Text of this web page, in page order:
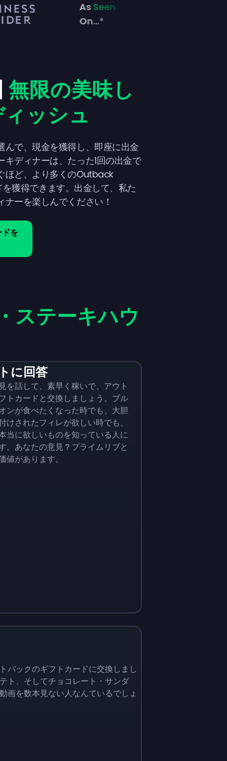
AsSeen
On...*
無限の美味し
ッシュ
んで、現金を獲得し、即座に出金
ディナーは、たった1回の出金で
ほど、より多くのOutback
獲得できます。出金して、私た
ーを楽しんでください！
を
ステーキハウ
に回答
を話して、素早く稼いで、アウト
トカードと交換しましょう。ブル
ンが食べたくなった時でも、大胆
けされたフィレが欲しい時でも、
当に欲しいものを知っている人に
。あなたの意見？プライムリブと
値があります。
バックのギフトカードに交換しまし
ト、そしてチョコレート・サンダ
画を数本見ない人なんているでしょ